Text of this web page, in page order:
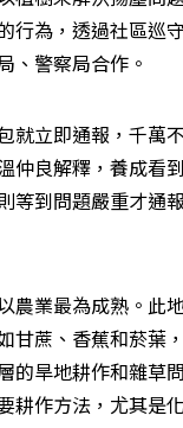
行為，透過社區巡
、警察局合作。
就立即通報，千萬
仲良解釋，養成看
等到問題嚴重才通
農業最為成熟。此
甘蔗、香蕉和菸葉
的旱地耕作和雜草
耕作方法，尤其是